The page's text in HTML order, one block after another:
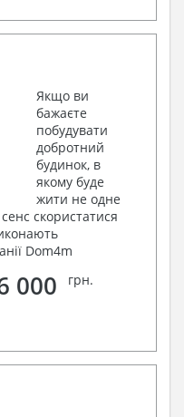
Якщо ви
бажаєте
побудувати
добротний
будинок, в
якому буде
жити не одне
скористатися
Dom4m
000 грн.